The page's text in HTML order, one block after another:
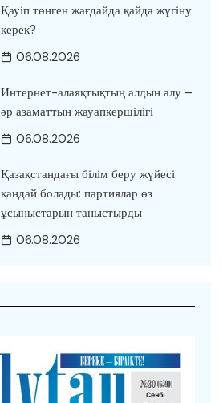
Қауіп төнген жағдайда қайда жүгіну
керек?
06.08.2026
Интернет-алаяқтықтың алдын алу –
әр азаматтың жауапкершілігі
06.08.2026
Қазақстандағы білім беру жүйесі
қандай болады: партиялар өз
ұсыныстарын таныстырды
06.08.2026